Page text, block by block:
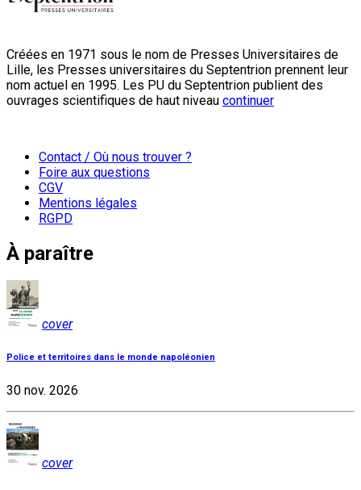
Créées en 1971 sous le nom de Presses Universitaires de
Lille, les Presses universitaires du Septentrion prennent leur
nom actuel en 1995. Les PU du Septentrion publient des
ouvrages scientifiques de haut niveau continuer
Contact / Où nous trouver ?
Foire aux questions
CGV
Mentions légales
RGPD
À paraître
cover
Police et territoires dans le monde napoléonien
30 nov. 2026
cover